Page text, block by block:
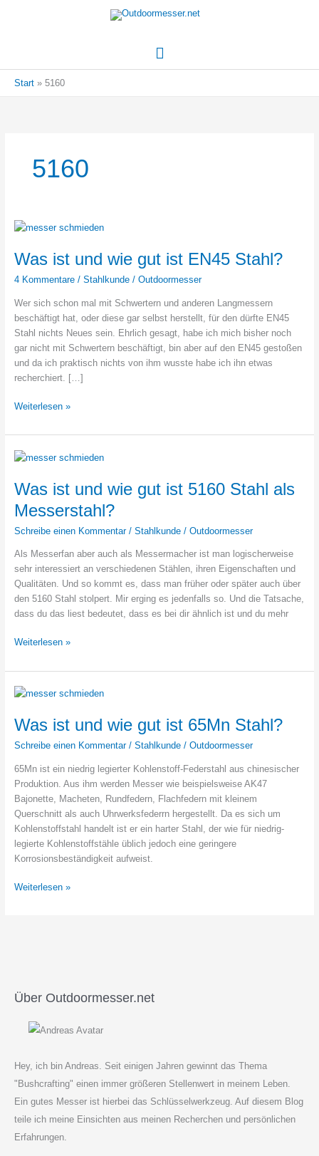
Hauptmenü
Start 5160
5160
Was ist und wie gut ist EN45 Stahl?
4 Kommentare / Stahlkunde/ Outdoormesser
Wer sich schon mal mit Schwertern und anderen Langmessern
beschäftigt hat, oder diese gar selbst herstellt, für den dürfte EN45
Stahl nichts Neues sein. Ehrlich gesagt, habe ich mich bisher noch
gar nicht mit Schwertern beschäftigt, bin aber auf den EN45 gestoßen
und da ich praktisch nichts von ihm wusste habe ich ihn etwas
recherchiert. […]
Was
und
wie
ist
EN45
Stahl?
Weiterlesen »
Was ist und wie gut ist 5160 Stahl als
Messerstahl?
Schreibe einen Kommentar / Stahlkunde/ Outdoormesser
Als Messerfan aber auch als Messermacher ist man logischerweise
sehr interessiert an verschiedenen Stählen, ihren Eigenschaften und
Qualitäten. Und so kommt es, dass man früher oder später auch über
den 5160 Stahl stolpert. Mir erging es jedenfalls so. Und die Tatsache,
dass du das liest bedeutet, dass es bei dir ähnlich ist und du mehr
Was
und
wie
ist
5160
Stahl
Weiterlesen »
Was ist und wie gut ist 65Mn Stahl?
Schreibe einen Kommentar / Stahlkunde/ Outdoormesser
65Mn ist ein niedrig legierter Kohlenstoff-Federstahl aus chinesischer
Produktion. Aus ihm werden Messer wie beispielsweise AK47
Bajonette, Macheten, Rundfedern, Flachfedern mit kleinem
Querschnitt als auch Uhrwerksfederrn hergestellt. Da es sich um
Kohlenstoffstahl handelt ist er ein harter Stahl, der wie für niedrig-
legierte Kohlenstoffstähle üblich jedoch eine geringere
Korrosionsbeständigkeit aufweist.
Was
Stahl?
Weiterlesen »
Über Outdoormesser.net
Hey, ich bin Andreas. Seit einigen Jahren gewinnt das Thema
"Bushcrafting" einen immer größeren Stellenwert in meinem Leben.
Ein gutes Messer ist hierbei das Schlüsselwerkzeug. Auf diesem Blog
teile ich meine Einsichten aus meinen Recherchen und persönlichen
Erfahrungen.